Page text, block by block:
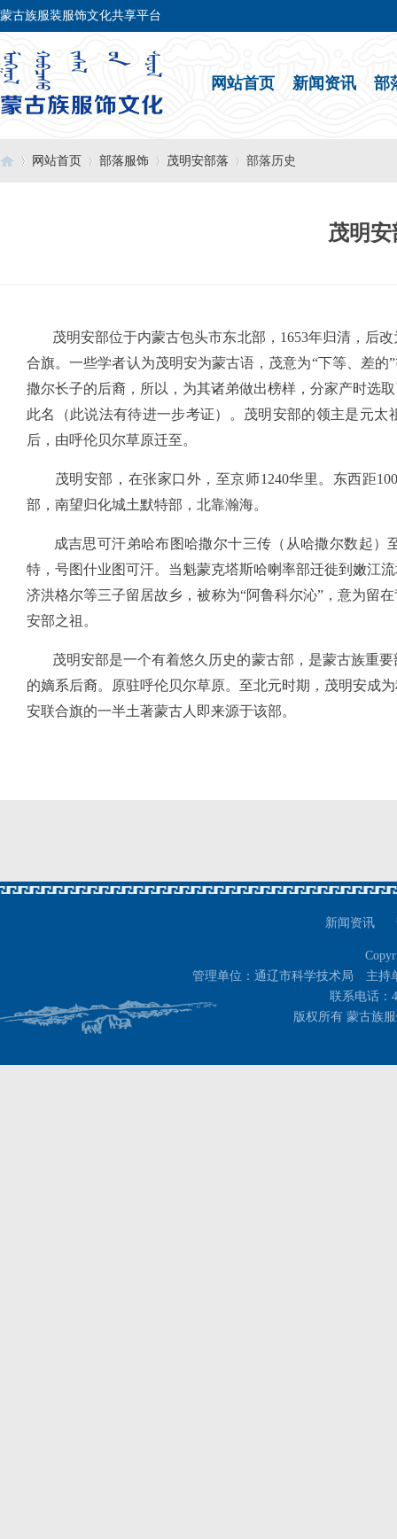
蒙古族服装服饰文化共享平台
网站首页 新闻资讯 部
网站首页 部落服饰 茂明安部落 部落历史
茂明
茂明安部位于内蒙古包头市东北部，1653年归清，后改
合旗。一些学者认为茂明安为蒙古语，茂意为“下等、差
撒尔长子的后裔，所以，为其诸弟做出榜样，分家产时选
此名（此说法有待进一步考证）。茂明安部的领主是元
后，由呼伦贝尔草原迁至。
茂明安部，在张家口外，至京师1240华里。东西距
部，南望归化城土默特部，北靠瀚海。
成吉思可汗弟哈布图哈撒尔十三传（从哈撒尔数起）
特，号图什业图可汗。当魁蒙克塔斯哈喇率部迁徙到嫩江
济洪格尔等三子留居故乡，被称为“阿鲁科尔沁”，意为留
安部之祖。
茂明安部是一个有着悠久历史的蒙古部，是蒙古族重要
的嫡系后裔。原驻呼伦贝尔草原。至北元时期，茂明安成
安联合旗的一半土著蒙古人即来源于该部。
新闻资讯
管理单位：通辽市科学技术局 主持
联系电话：
版权所有 蒙古族